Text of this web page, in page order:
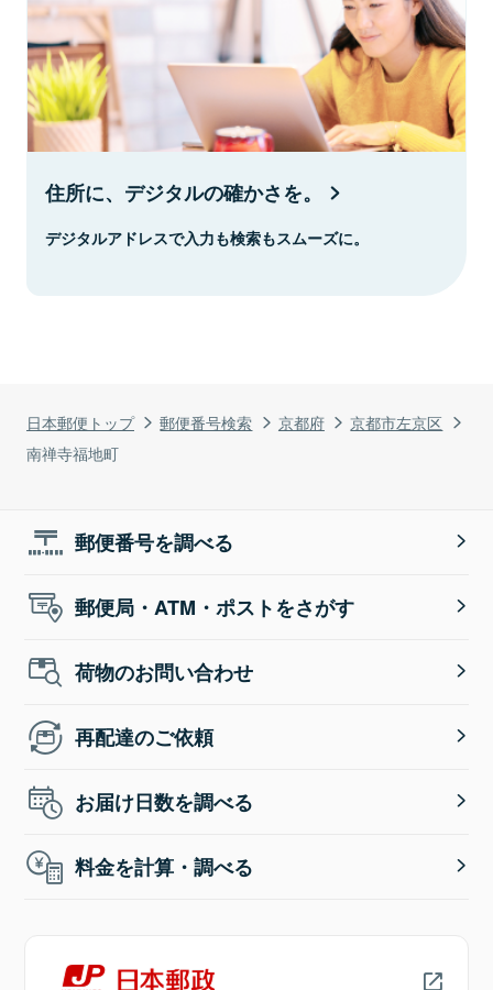
日本郵便トップ 郵便番号検索 京都府
京都市左京区
南禅寺福地町
住所に、デジタルの確かさを。
デジタルアドレスで入力も検索もスムーズに。
郵便番号を調べる
郵便局・ATM・ポストをさがす
荷物のお問い合わせ
再配達のご依頼
お届け日数を調べる
料金を計算・調べる